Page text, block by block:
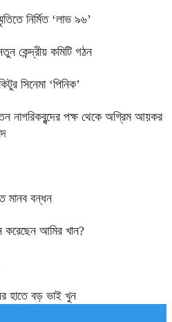
নির্মিত ‘লাভ ৯৬’
কেন্দ্রীয় কমিটি গঠন
সিনেমা ‘পিনিক’
নাগরিকবৃন্দের পক্ষ থেকে অগ্রিম আয়কর
মানব বন্ধন
করেছেন আমির খান?
হাতে বড় ভাই খুন